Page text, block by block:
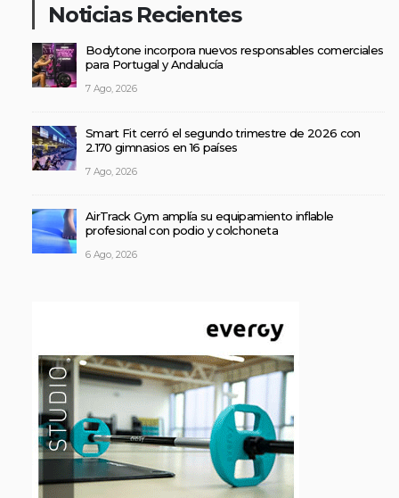
Noticias Recientes
Bodytone incorpora nuevos responsables comerciales
para Portugal y Andalucía
7 Ago, 2026
Smart Fit cerró el segundo trimestre de 2026 con
2.170 gimnasios en 16 países
7 Ago, 2026
AirTrack Gym amplía su equipamiento inflable
profesional con podio y colchoneta
6 Ago, 2026